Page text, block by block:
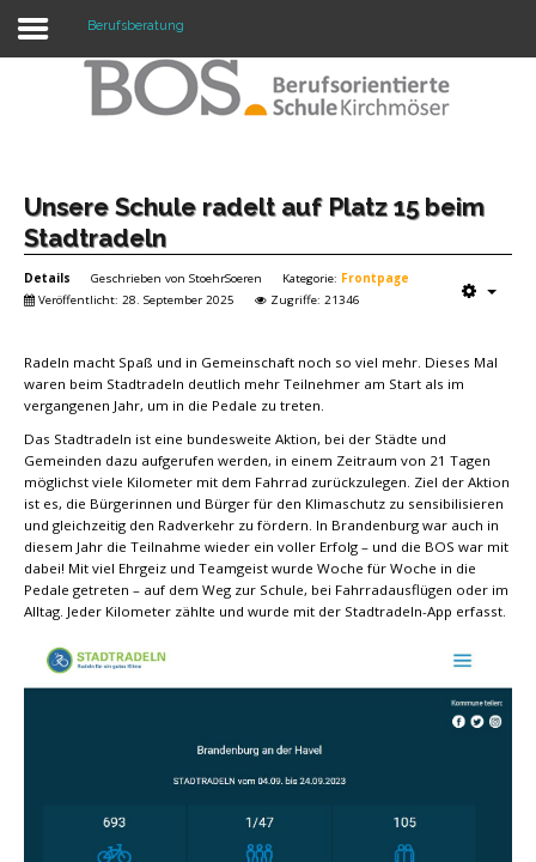
Warning: "continue" targeting switch is equivalent
Home
Profil
Unsere Schule
Termine
Mitwirkung
Kontakt
Berufsberatung
Unsere Schule radelt auf Platz 15 beim
Stadtradeln
Details Geschrieben von StoehrSoeren Kategorie: Frontpage
Veröffentlicht: 28. September 2025
Zugriffe: 21346
Radeln macht Spaß und in Gemeinschaft noch so viel mehr. Dieses Mal
waren beim Stadtradeln deutlich mehr Teilnehmer am Start als im
vergangenen Jahr, um in die Pedale zu treten.
Das Stadtradeln ist eine bundesweite Aktion, bei der Städte und
Gemeinden dazu aufgerufen werden, in einem Zeitraum von 21 Tagen
möglichst viele Kilometer mit dem Fahrrad zurückzulegen. Ziel der Aktion
ist es, die Bürgerinnen und Bürger für den Klimaschutz zu sensibilisieren
und gleichzeitig den Radverkehr zu fördern. In Brandenburg war auch in
diesem Jahr die Teilnahme wieder ein voller Erfolg – und die BOS war mit
dabei! Mit viel Ehrgeiz und Teamgeist wurde Woche für Woche in die
Pedale getreten – auf dem Weg zur Schule, bei Fahrradausflügen oder im
Alltag. Jeder Kilometer zählte und wurde mit der Stadtradeln-App erfasst.